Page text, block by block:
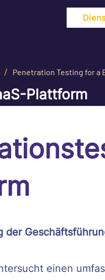
Plattform
der
einen
/ Penetration Testing for a